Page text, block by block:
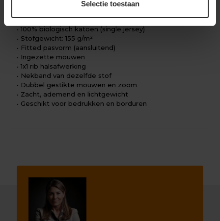
Selectie toestaan
Belangrijkste kenmerken
• 100% biologisch katoen (single jersey)
• Stofgewicht: 155 g/m²
• Fitted pasvorm (aansluitend)
• Ingezette mouwen
• 1x1 rib halsafwerking
• Nekband van dezelfde stof
• Dubbel gestikte mouwen en zoom
• Zacht, ademend en lichtgewicht
• Geschikt voor bedrukken en borduren